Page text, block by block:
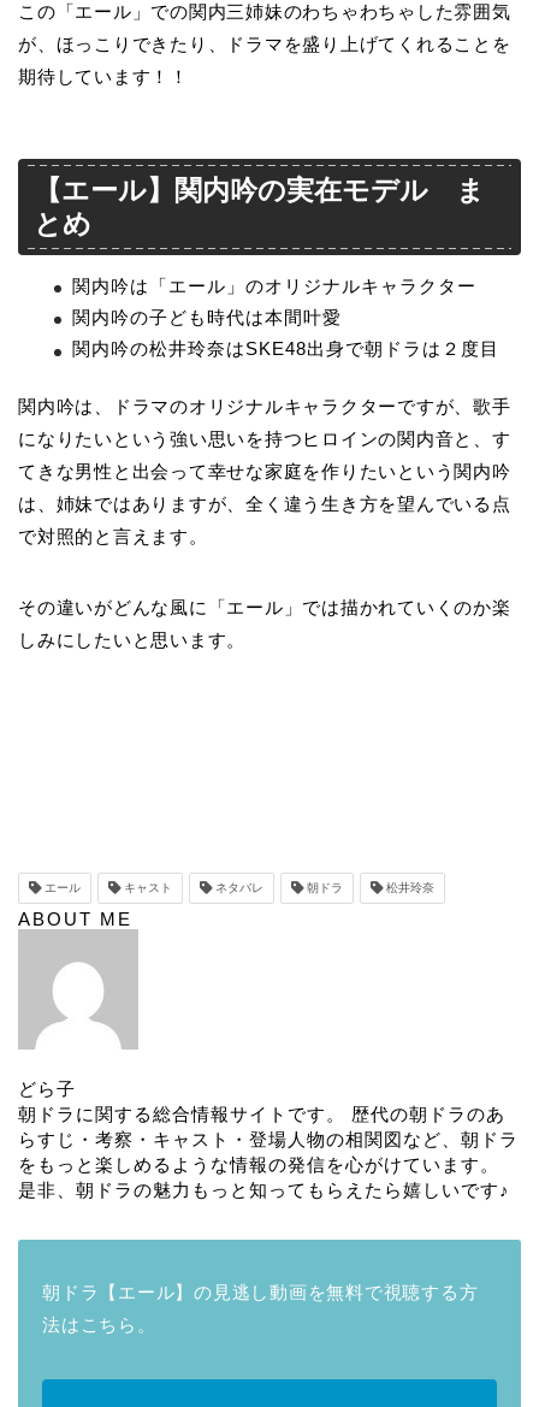
この「エール」での関内三姉妹のわちゃわちゃした雰囲気
が、ほっこりできたり、ドラマを盛り上げてくれることを
期待しています！！
【エール】関内吟の実在モデル ま
とめ
関内吟は「エール」のオリジナルキャラクター
関内吟の子ども時代は本間叶愛
関内吟の松井玲奈はSKE48出身で朝ドラは２度目
関内吟は、ドラマのオリジナルキャラクターですが、歌手
になりたいという強い思いを持つヒロインの関内音と、す
てきな男性と出会って幸せな家庭を作りたいという関内吟
は、姉妹ではありますが、全く違う生き方を望んでいる点
で対照的と言えます。
その違いがどんな風に「エール」では描かれていくのか楽
しみにしたいと思います。
エール キャスト ネタバレ 朝ドラ 松井玲奈
ABOUT ME
どら子
朝ドラに関する総合情報サイトです。 歴代の朝ドラのあ
らすじ・考察・キャスト・登場人物の相関図など、朝ドラ
をもっと楽しめるような情報の発信を心がけています。
是非、朝ドラの魅力もっと知ってもらえたら嬉しいです♪
朝ドラ【エール】の見逃し動画を無料で視聴する方
法はこちら。